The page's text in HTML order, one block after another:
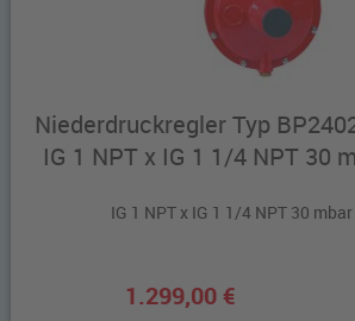
Niederdruckregler Typ
IG 1 NPT x IG 1 1/4 NPT 30
IG 1 NPT x IG 1 1/4 NPT 30
1.299,00 €